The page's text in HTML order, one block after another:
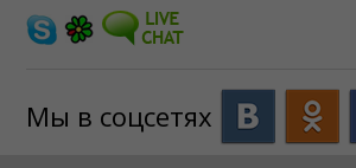
Мы в соцсетях